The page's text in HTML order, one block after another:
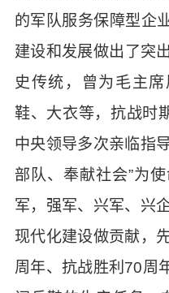
的军队服务保障型企
建设和发展做出了突
史传统，曾为毛主
鞋、大衣等，抗战时
中央领导多次亲临指
部队、奉献社会”为
军，强军、兴军、兴
现代化建设做贡献，
周年、抗战胜利70周